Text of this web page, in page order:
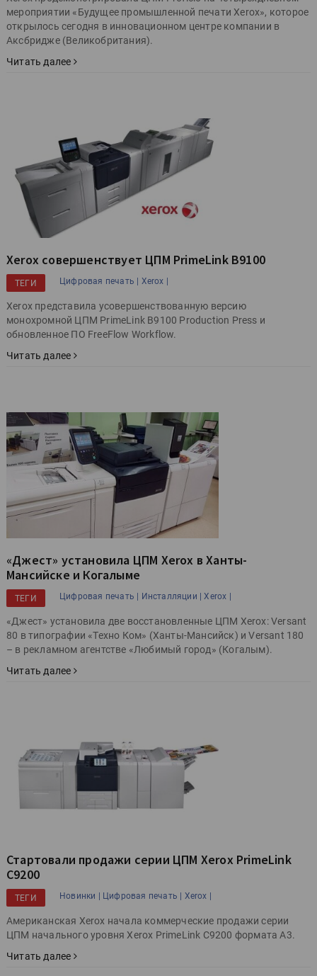
мероприятии «Будущее промышленной печати Xerox», которое
открылось сегодня в инновационном центре компании в
Аксбридже (Великобритания).
Читать далее
Xerox совершенствует ЦПМ PrimeLink B9100
ТЕГИ Цифровая печать | Xerox |
Xerox представила усовершенствованную версию
монохромной ЦПМ PrimeLink B9100 Production Press и
обновленное ПО FreeFlow Workflow.
Читать далее
«Джест» установила ЦПМ Xerox в Ханты-
Мансийске и Когалыме
ТЕГИ Цифровая печать | Инсталляции | Xerox |
«Джест» установила две восстановленные ЦПМ Xerox: Versant
80 в типографии «Техно Ком» (Ханты-Мансийск) и Versant 180
– в рекламном агентстве «Любимый город» (Когалым).
Читать далее
Стартовали продажи серии ЦПМ Xerox PrimeLink
С9200
ТЕГИ Новинки | Цифровая печать | Xerox |
Американская Xerox начала коммерческие продажи серии
ЦПМ начального уровня Xerox PrimeLink С9200 формата A3.
Читать далее